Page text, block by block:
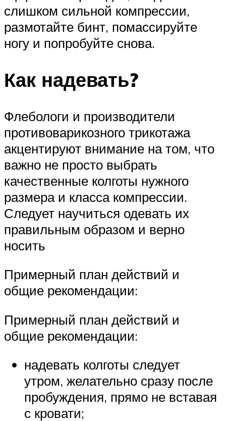
слишком сильной компрессии,
размотайте бинт, помассируйте
ногу и попробуйте снова.
Как надевать?
Флебологи и производители
противоварикозного трикотажа
акцентируют внимание на том, что
важно не просто выбрать
качественные колготы нужного
размера и класса компрессии.
Следует научиться одевать их
правильным образом и верно
носить
Примерный план действий и
общие рекомендации:
Примерный план действий и
общие рекомендации:
надевать колготы следует
утром, желательно сразу после
пробуждения, прямо не вставая
с кровати;